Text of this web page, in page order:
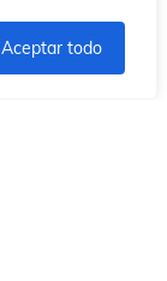
Aceptar todo